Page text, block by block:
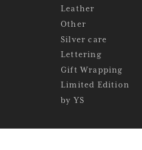
Leather
Other
Silver care
Lettering
Gift Wrapping
Limited Edition
by YS